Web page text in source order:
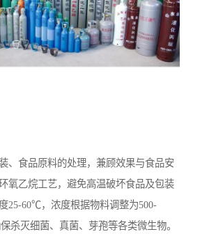
、食品原料的处理，兼顾效果与食品安
氧乙烷工艺，避免高温破坏食品及包装
25-60℃，浓度根据物料调整为500-
杀灭细菌、真菌、芽孢等各类微生物。